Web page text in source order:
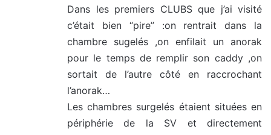
Dans les premiers CLUBS que j’ai visité
c’était bien “pire” :on rentrait dans la
chambre sugelés ,on enfilait un anorak
pour le temps de remplir son caddy ,on
sortait de l’autre côté en raccrochant
l’anorak…
Les chambres surgelés étaient situées en
périphérie de la SV et directement